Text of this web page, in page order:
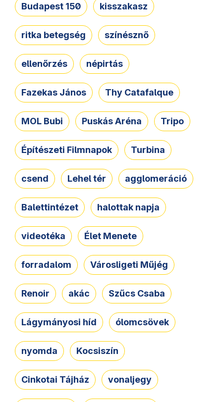
Budapest 150 kisszakasz
ritka betegség színésznő
ellenőrzés népirtás
Fazekas János Thy Catafalque
MOL Bubi Puskás Aréna Tripo
Építészeti Filmnapok Turbina
csend Lehel tér agglomeráció
Balettintézet halottak napja
videotéka Élet Menete
forradalom Városligeti Műjég
Renoir akác Szűcs Csaba
Lágymányosi híd ólomcsövek
nyomda Kocsiszín
Cinkotai Tájház vonaljegy